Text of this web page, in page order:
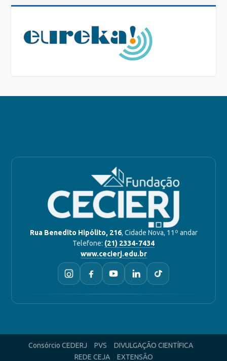
Rua Benedito Hipólito, 216, Cidade Nova, 11º andar
Telefone: (21) 2334-7434
www.cecierj.edu.br
Consórcio CEDERJ PVS
DIVULGAÇÃO CIENTÍFICA
REDE CEJA
EXTENSÃO